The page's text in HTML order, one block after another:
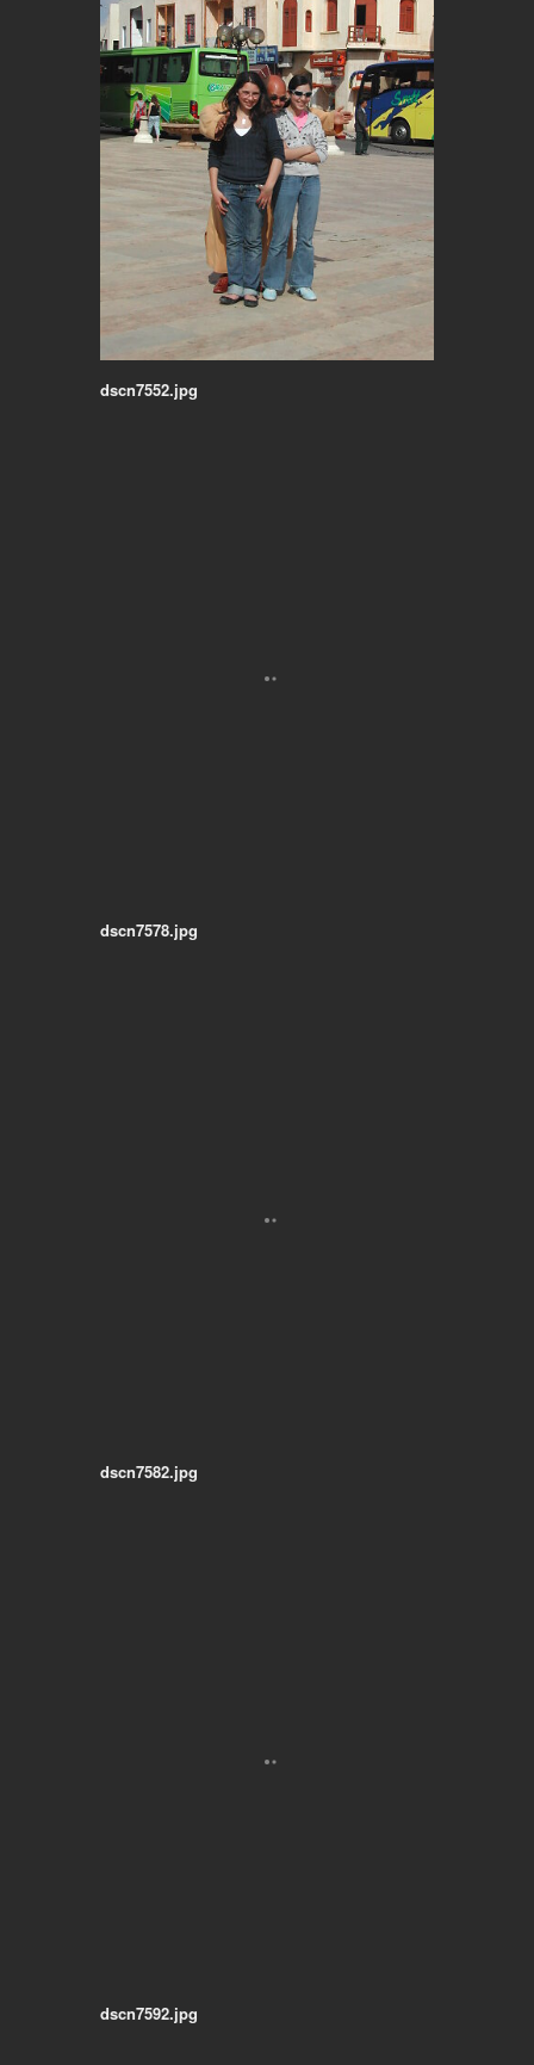
dscn7552.jpg
dscn7578.jpg
dscn7582.jpg
dscn7592.jpg